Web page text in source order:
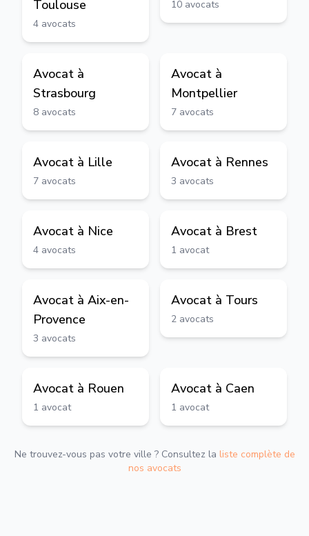
Toulouse
4 avocats
10 avocats
Avocat à
Strasbourg
8 avocats
Avocat à
Montpellier
7 avocats
Avocat à Lille
7 avocats
Avocat à Rennes
3 avocats
Avocat à Nice
4 avocats
Avocat à Brest
1 avocat
Avocat à Aix-en-
Provence
3 avocats
Avocat à Tours
2 avocats
Avocat à Rouen
1 avocat
Avocat à Caen
1 avocat
Ne trouvez-vous pas votre ville ? Consultez la liste complète de
nos avocats